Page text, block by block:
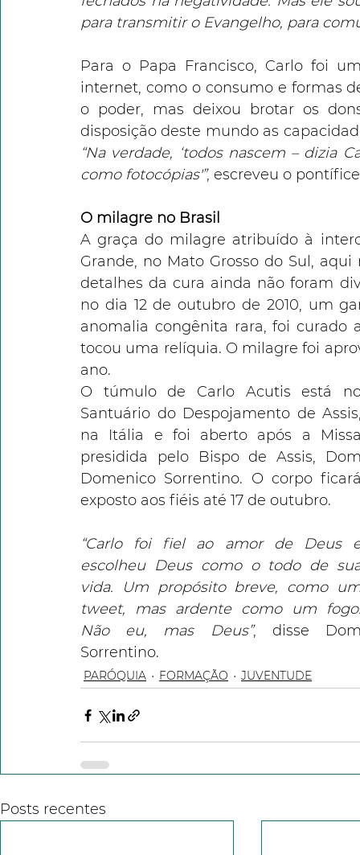
para transmitir o Evangelho, para
Para o Papa Francisco, Carlo foi
internet, como o consumo e formas
o poder, mas deixou brotar os
“Na verdade, ‘todos nascem – dizia
como fotocópias'”, escreveu o
O milagre no Brasil
A graça do milagre atribuído à
Grande, no Mato Grosso do Sul,
detalhes da cura ainda não foram
no dia 12 de outubro de 2010, um
anomalia congênita rara, foi curado
tocou uma relíquia. O milagre foi
ano.
O túmulo de Carlo Acutis está
Santuário do Despojamento de
na Itália e foi aberto após a
presidida pelo Bispo de Assis,
Domenico Sorrentino. O corpo
exposto aos fiéis até 17 de outubro.
“Carlo foi fiel ao amor de Deus
escolheu Deus como o todo de
vida. Um propósito breve, como
tweet, mas ardente como um
Não eu, mas Deus”, disse
Sorrentino.
PARÓQUIA FORMAÇÃO JUVENTUDE
Posts recentes